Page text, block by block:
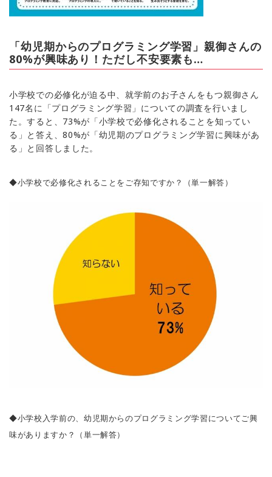
「幼児期からのプログラミング学習」親御さんの
80%が興味あり！ただし不安要素も…
小学校での必修化が迫る中、就学前のお子さんをもつ親御さん
147名に「プログラミング学習」についての調査を行いまし
た。すると、73%が「小学校で必修化されることを知ってい
る」と答え、80%が「幼児期のプログラミング学習に興味があ
る」と回答しました。
◆小学校で必修化されることをご存知ですか？（単一解答）
◆小学校入学前の、幼児期からのプログラミング学習についてご興
味がありますか？（単一解答）